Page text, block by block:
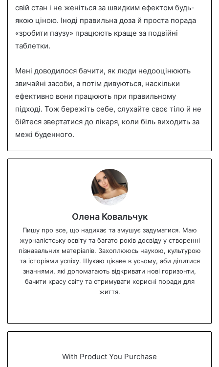
свій стан і не женіться за швидким ефектом будь-
якою ціною. Іноді правильна доза й проста порада
«зробити паузу» працюють краще за подвійні
таблетки.
Мені доводилося бачити, як люди недооцінюють
звичайні засоби, а потім дивуються, наскільки
ефективно вони працюють при правильному
підході. Тож бережіть себе, слухайте своє тіло й не
бійтеся звертатися до лікаря, коли біль виходить за
межі буденного.
Олена Ковальчук
Пишу про все, що надихає та змушує задуматися. Маю
журналістську освіту та багато років досвіду у створенні
пізнавальних матеріалів. Захоплююсь наукою, культурою
та історіями успіху. Шукаю цікаве в усьому, аби ділитися
знаннями, які допомагають відкривати нові горизонти,
бачити красу світу та отримувати корисні поради для
життя.
te
With Product You Purchase